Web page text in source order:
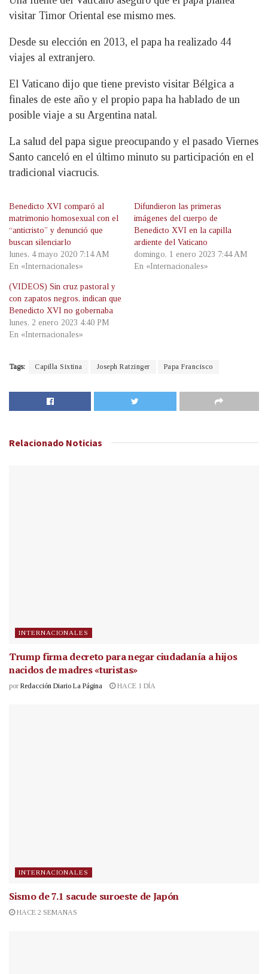
visitar Timor Oriental ese mismo mes.
Desde su elección en 2013, el papa ha realizado 44
viajes al extranjero.
El Vaticano dijo que tiene previsto visitar Bélgica a
finales de este año y el propio papa ha hablado de un
posible viaje a su Argentina natal.
La salud del papa sigue preocupando y el pasado Viernes
Santo canceló en el último minuto su participación en el
tradicional viacrucis.
Benedicto XVI comparó al
matrimonio homosexual con el
“anticristo” y denunció que
buscan silenciarlo
lunes, 4 mayo 2020 7:14 AM
En «Internacionales»
Difundieron las primeras
imágenes del cuerpo de
Benedicto XVI en la capilla
ardiente del Vaticano
domingo, 1 enero 2023 7:44 AM
En «Internacionales»
(VIDEOS) Sin cruz pastoral y
con zapatos negros, indican que
Benedicto XVI no gobernaba
lunes, 2 enero 2023 4:40 PM
En «Internacionales»
Tags: Capilla Sixtina Joseph Ratzinger Papa Francisco
Relacionado Noticias
INTERNACIONALES
Trump firma decreto para negar ciudadanía a hijos
nacidos de madres «turistas»
por Redacción Diario La Página HACE 1 DÍA
INTERNACIONALES
Sismo de 7.1 sacude suroeste de Japón
HACE 2 SEMANAS